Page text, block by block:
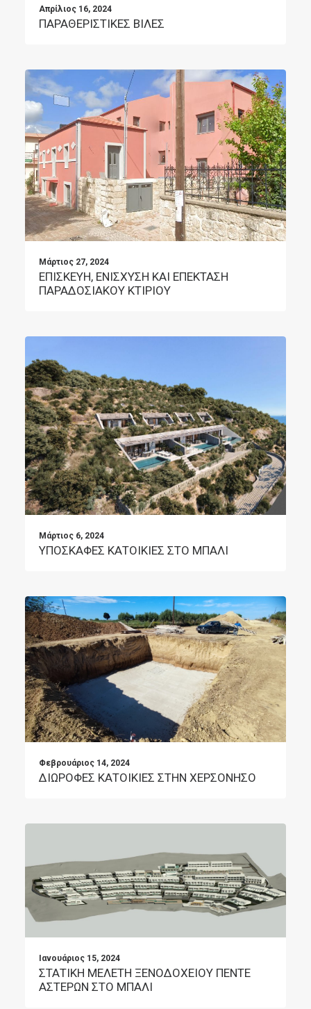
Απρίλιος 16, 2024
ΠΑΡΑΘΕΡΙΣΤΙΚΕΣ ΒΙΛΕΣ
Μάρτιος 27, 2024
ΕΠΙΣΚΕΥΗ, ΕΝΙΣΧΥΣΗ ΚΑΙ ΕΠΕΚΤΑΣΗ
ΠΑΡΑΔΟΣΙΑΚΟΥ ΚΤΙΡΙΟΥ
Μάρτιος 6, 2024
ΥΠΟΣΚΑΦΕΣ ΚΑΤΟΙΚΙΕΣ ΣΤΟ ΜΠΑΛΙ
Φεβρουάριος 14, 2024
ΔΙΩΡΟΦΕΣ ΚΑΤΟΙΚΙΕΣ ΣΤΗΝ ΧΕΡΣΟΝΗΣΟ
Ιανουάριος 15, 2024
ΣΤΑΤΙΚΗ ΜΕΛΕΤΗ ΞΕΝΟΔΟΧΕΙΟΥ ΠΕΝΤΕ
ΑΣΤΕΡΩΝ ΣΤΟ ΜΠΑΛΙ